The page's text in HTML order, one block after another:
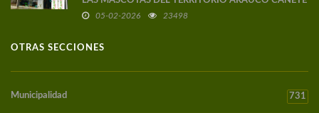
05-02-2026 23498
OTRAS SECCIONES
Municipalidad 731